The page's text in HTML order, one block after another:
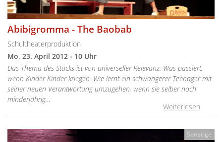
Abibigromma - The Baobab
Schultheaterproduktion
Mo, 23. April 2012 - 10 Uhr
Das Thema des Stücks ist von universeller Relevanz: Was passiert,
wenn Kinder Kinder kriegen. Wie lernt ein schwangerer Teenager mit
seiner neuen Verantwortung umzugehen, wenn sie selber noch
minderjährig…
Weiterlesen
Sonstige